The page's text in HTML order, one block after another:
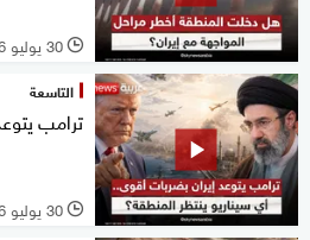
l 30 يوليو 2026
التاسعة
ترامب
l 30 يوليو 2026